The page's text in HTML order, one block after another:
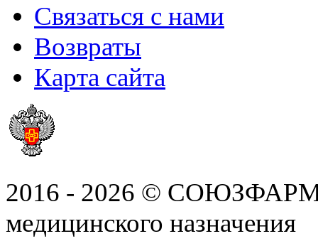
Связаться с нами
Возвраты
Карта сайта
2016 - 2026 © СОЮЗФАРМ,
медицинского назначения